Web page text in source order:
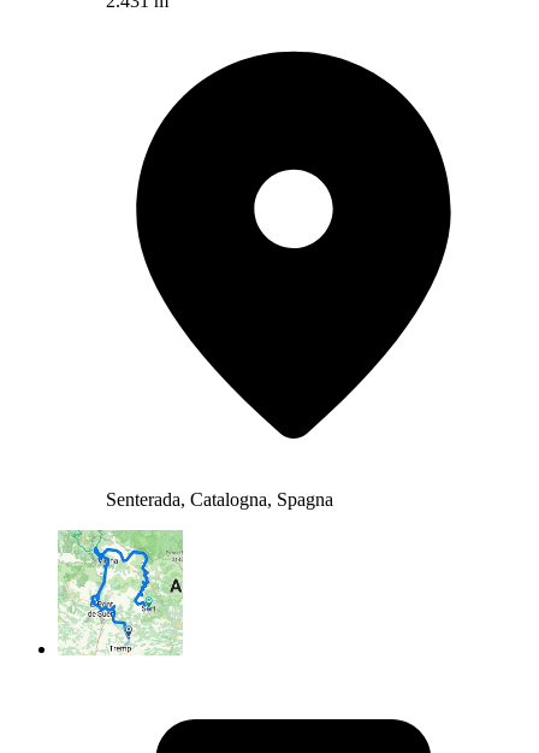
Senterada, Catalogna, Spagna